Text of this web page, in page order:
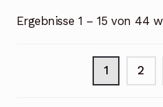
Ergebnisse 1 – 15 von 44
1 2